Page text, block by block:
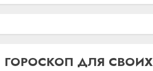
ГОРОСКОП ДЛЯ СВОИХ